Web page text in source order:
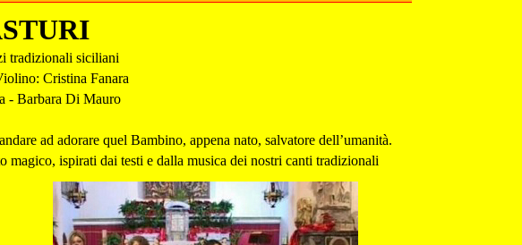
tradizionali siciliani
Cristina Fanara
- Barbara Di Mauro
ad adorare quel Bambino, appena nato, salvatore dell’umanità.
ispirati dai testi e dalla musica dei nostri canti tradizionali